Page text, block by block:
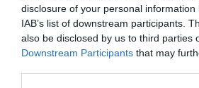
disclosure of your personal
IAB’s list of downstream participants.
also be disclosed by us to third parties
Downstream Participants that may
ΥΓΕΙΑ
Ποια είναι τα συχνότερα
προβλήματα
Τα γυναικολογικά προβλήματα κατά την